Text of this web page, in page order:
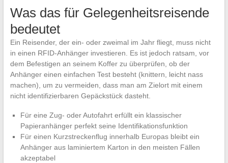
Was das für Gelegenheitsreisende
bedeutet
Ein Reisender, der ein- oder zweimal im Jahr fliegt, muss nicht
in einen RFID-Anhänger investieren. Es ist jedoch ratsam, vor
dem Befestigen an seinem Koffer zu überprüfen, ob der
Anhänger einen einfachen Test besteht (knittern, leicht nass
machen), um zu vermeiden, dass man am Zielort mit einem
nicht identifizierbaren Gepäckstück dasteht.
Für eine Zug- oder Autofahrt erfüllt ein klassischer
Papieranhänger perfekt seine Identifikationsfunktion
Für einen Kurzstreckenflug innerhalb Europas bleibt ein
Anhänger aus laminiertem Karton in den meisten Fällen
akzeptabel